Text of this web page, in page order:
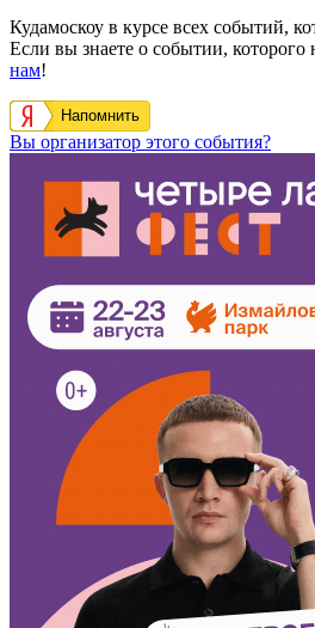
Кудамоскоу в курсе всех событий,
Если вы знаете о событии, которого
нам!
Напомнить
Вы организатор этого события?